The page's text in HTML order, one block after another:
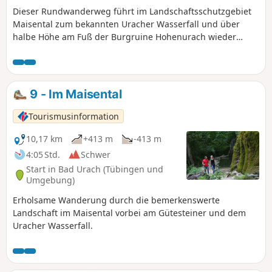
Dieser Rundwanderweg führt im Landschaftsschutzgebiet
Maisental zum bekannten Uracher Wasserfall und über
halbe Höhe am Fuß der Burgruine Hohenurach wieder
9 - Im Maisental
Tourismusinformation
10,17 km
+413 m
-413 m
4:05 Std.
Schwer
Start in Bad Urach (Tübingen und
Umgebung)
Erholsame Wanderung durch die bemerkenswerte
Landschaft im Maisental vorbei am Gütesteiner und dem
Uracher Wasserfall.